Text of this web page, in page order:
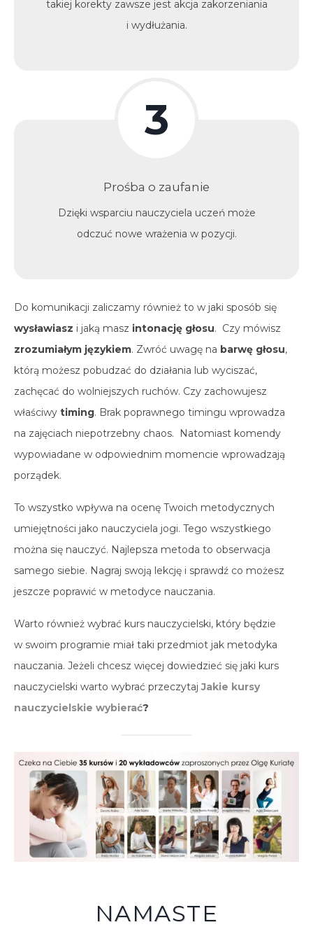
takiej korekty zawsze jest akcja zakorzeniania
i wydłużania.
3
Prośba o zaufanie
Dzięki wsparciu nauczyciela uczeń może
odczuć nowe wrażenia w pozycji.
Do komunikacji zaliczamy również to w jaki sposób się
wysławiasz i jaką masz intonację głosu. Czy mówisz
zrozumiałym językiem. Zwróć uwagę na barwę głosu,
którą możesz pobudzać do działania lub wyciszać,
zachęcać do wolniejszych ruchów. Czy zachowujesz
właściwy timing. Brak poprawnego timingu wprowadza
na zajęciach niepotrzebny chaos. Natomiast komendy
wypowiadane w odpowiednim momencie wprowadzają
porządek.
To wszystko wpływa na ocenę Twoich metodycznych
umiejętności jako nauczyciela jogi. Tego wszystkiego
można się nauczyć. Najlepsza metoda to obserwacja
samego siebie. Nagraj swoją lekcję i sprawdź co możesz
jeszcze poprawić w metodyce nauczania.
Warto również wybrać kurs nauczycielski, który będzie
w swoim programie miał taki przedmiot jak metodyka
nauczania. Jeżeli chcesz więcej dowiedzieć się jaki kurs
nauczycielski warto wybrać przeczytajJakie kursy
nauczycielskie wybierać?
NAMASTE